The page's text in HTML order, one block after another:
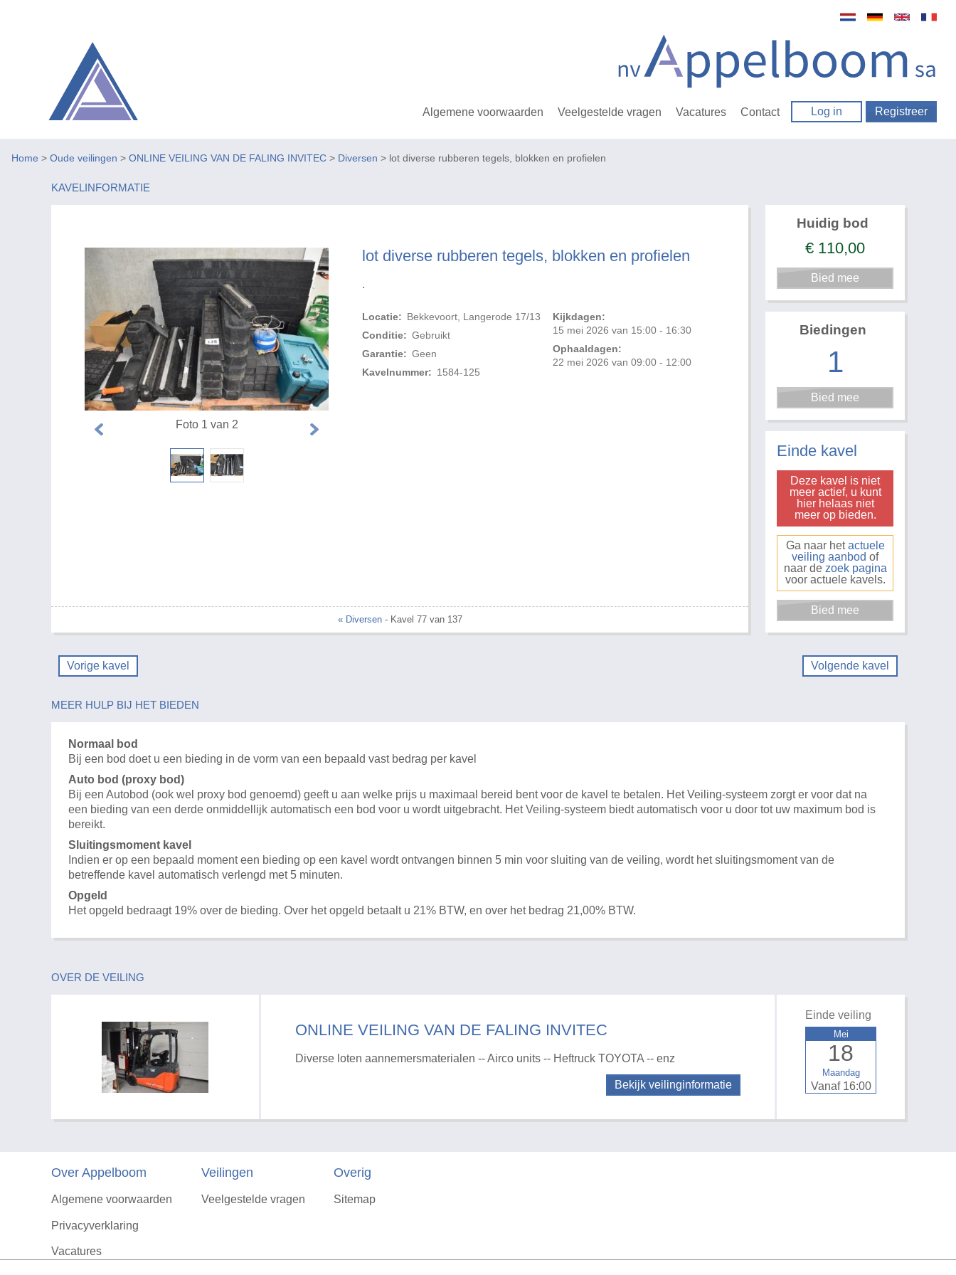
Algemene voorwaarden Veelgestelde vragen Vacatures Contact Log in Registreer
Home > Oude veilingen > ONLINE VEILING VAN DE FALING INVITEC > Diversen > lot diverse rubberen tegels, blokken en profielen
KAVELINFORMATIE
lot diverse rubberen tegels, blokken en profielen
.
Locatie: Bekkevoort, Langerode 17/13
Conditie: Gebruikt
Garantie: Geen
Kavelnummer: 1584-125
Kijkdagen:
15 mei 2026 van 15:00 - 16:30
Ophaaldagen:
22 mei 2026 van 09:00 - 12:00
Foto 1 van 2
« Diversen- Kavel 77 van 137
Huidig bod
€ 110,00
Biedingen
1
Einde kavel
Deze kavel is niet
meer actief, u kunt
hier helaas niet
meer op bieden.
Ga naar hetactuele
veiling aanbod of
naar de zoek pagina
voor actuele kavels.
Vorige kavel Volgende kavel
MEER HULP BIJ HET BIEDEN
Normaal bod
Bij een bod doet u een bieding in de vorm van een bepaald vast bedrag per kavel
Auto bod (proxy bod)
Bij een Autobod (ook wel proxy bod genoemd) geeft u aan welke prijs u maximaal bereid bent voor de kavel te betalen. Het Veiling-systeem zorgt er voor dat na
een bieding van een derde onmiddellijk automatisch een bod voor u wordt uitgebracht. Het Veiling-systeem biedt automatisch voor u door tot uw maximum bod is
bereikt.
Sluitingsmoment kavel
Indien er op een bepaald moment een bieding op een kavel wordt ontvangen binnen 5 min voor sluiting van de veiling, wordt het sluitingsmoment van de
betreffende kavel automatisch verlengd met 5 minuten.
Opgeld
Het opgeld bedraagt 19% over de bieding. Over het opgeld betaalt u 21% BTW, en over het bedrag 21,00% BTW.
OVER DE VEILING
ONLINE VEILING VAN DE FALING INVITEC
Diverse loten aannemersmaterialen -- Airco units -- Heftruck TOYOTA -- enz
Bekijk veilinginformatie
Einde veiling
Maandag
18
Mei
Vanaf 16:00
Over Appelboom
Algemene voorwaarden
Privacyverklaring
Vacatures
Veilingen
Veelgestelde vragen
Overig
Sitemap